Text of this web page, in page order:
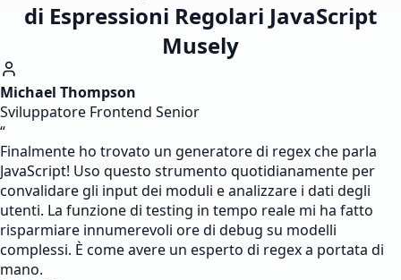
di Espressioni Regolari JavaScript
Musely
Michael Thompson
Sviluppatore Frontend Senior
“
Finalmente ho trovato un generatore di regex che parla
JavaScript! Uso questo strumento quotidianamente per
convalidare gli input dei moduli e analizzare i dati degli
utenti. La funzione di testing in tempo reale mi ha fatto
risparmiare innumerevoli ore di debug su modelli
complessi. È come avere un esperto di regex a portata di
mano.